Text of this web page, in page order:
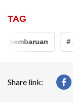
TAG
pembaruan #
Share link: